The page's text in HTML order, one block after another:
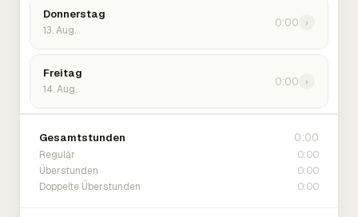
Donnerstag
13. Aug.
0:00 ›
Freitag
14. Aug.
0:00 ›
Gesamtstunden 0:00
Regulär 0:00
Überstunden 0:00
Doppelte Überstunden 0:00